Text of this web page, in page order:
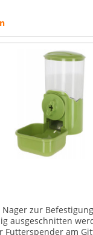
zur
ausgeschnitten
Futterspender am